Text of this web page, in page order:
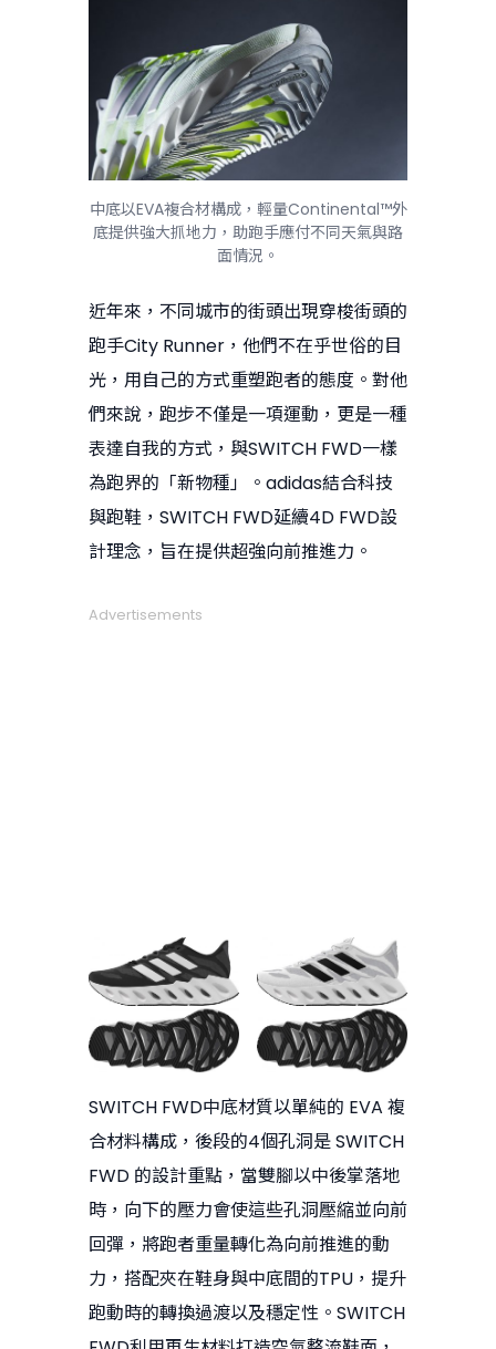
中底以EVA複合材構成，輕量Continental™外
底提供強大抓地力，助跑手應付不同天氣與路
面情況。
近年來，不同城市的街頭出現穿梭街頭的
跑手City Runner，他們不在乎世俗的目
光，用自己的方式重塑跑者的態度。對他
們來說，跑步不僅是一項運動，更是一種
表達自我的方式，與SWITCH FWD一樣
為跑界的「新物種」。adidas結合科技
與跑鞋，SWITCH FWD延續4D FWD設
計理念，旨在提供超強向前推進力。
Advertisements
SWITCH FWD中底材質以單純的 EVA 複
合材料構成，後段的4個孔洞是 SWITCH
FWD 的設計重點，當雙腳以中後掌落地
時，向下的壓力會使這些孔洞壓縮並向前
回彈，將跑者重量轉化為向前推進的動
力，搭配夾在鞋身與中底間的TPU，提升
跑動時的轉換過渡以及穩定性。SWITCH